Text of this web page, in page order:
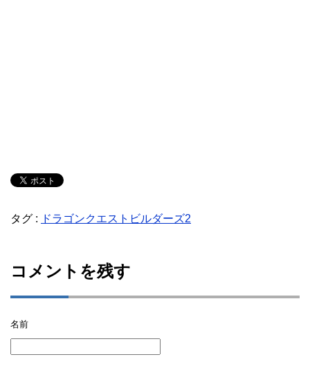
タグ : ドラゴンクエストビルダーズ2
コメントを残す
名前